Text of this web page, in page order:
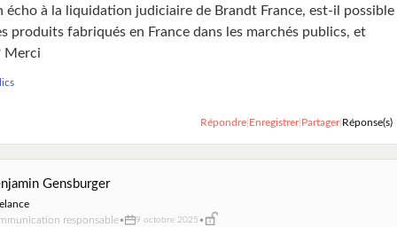
écho à la liquidation judiciaire de Brandt France, est-il possible
produits fabriqués en France dans les marchés publics, et
Merci
Répondre Enregistrer| Partager| Réponse(s)
Gensburger
responsable• 9 octobre 2025 •